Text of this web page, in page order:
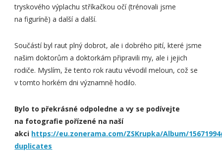
tryskového výplachu stříkačkou očí (trénovali jsme
na figuríně) a další a další.
Součástí byl raut plný dobrot, ale i dobrého pití, které jsme
našim doktorům a doktorkám připravili my, ale i jejich
rodiče. Myslím, že tento rok rautu vévodil meloun, což se
v tomto horkém dni významně hodilo.
Bylo to překrásné odpoledne a vy se podívejte
na fotografie pořízené na naší
akci https://eu.zonerama.com/ZSKrupka/Album/
duplicates